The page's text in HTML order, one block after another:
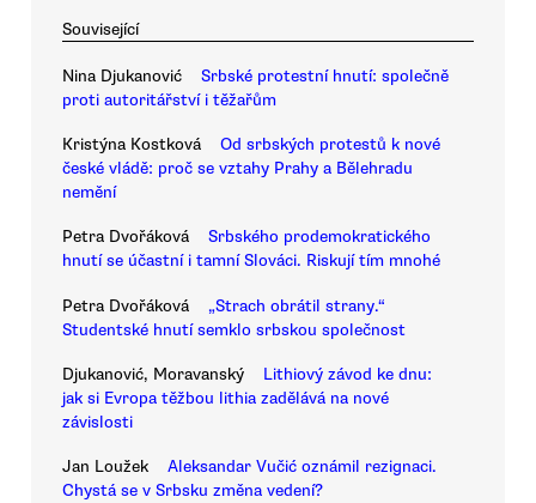
Související
Nina Djukanović
Srbské protestní hnutí: společně
proti autoritářství i těžařům
Kristýna Kostková
Od srbských protestů k nové
české vládě: proč se vztahy Prahy a Bělehradu
nemění
Petra Dvořáková
Srbského prodemokratického
hnutí se účastní i tamní Slováci. Riskují tím mnohé
Petra Dvořáková
„Strach obrátil strany.“
Studentské hnutí semklo srbskou společnost
Djukanović, Moravanský
Lithiový závod ke dnu:
jak si Evropa těžbou lithia zadělává na nové
závislosti
Jan Loužek
Aleksandar Vučić oznámil rezignaci.
Chystá se v Srbsku změna vedení?